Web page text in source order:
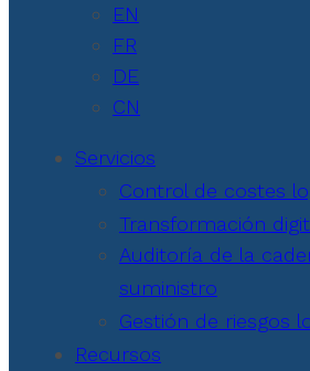
EN
FR
DE
CN
Servicios
Control de costes
Transformación
Auditoría de la
suministro
Gestión de riesgos
Recursos